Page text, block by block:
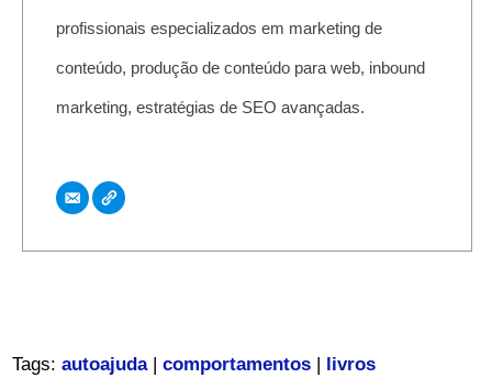
profissionais especializados em marketing de
conteúdo, produção de conteúdo para web, inbound
marketing, estratégias de SEO avançadas.
Tags: autoajuda| comportamentos| livros